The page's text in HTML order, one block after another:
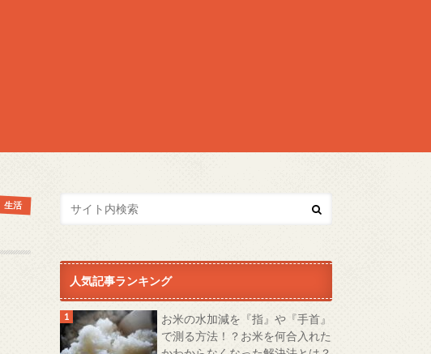
生活
人気記事ランキング
お米の水加減を『指』や『手首』
で測る方法！？お米を何合入れた